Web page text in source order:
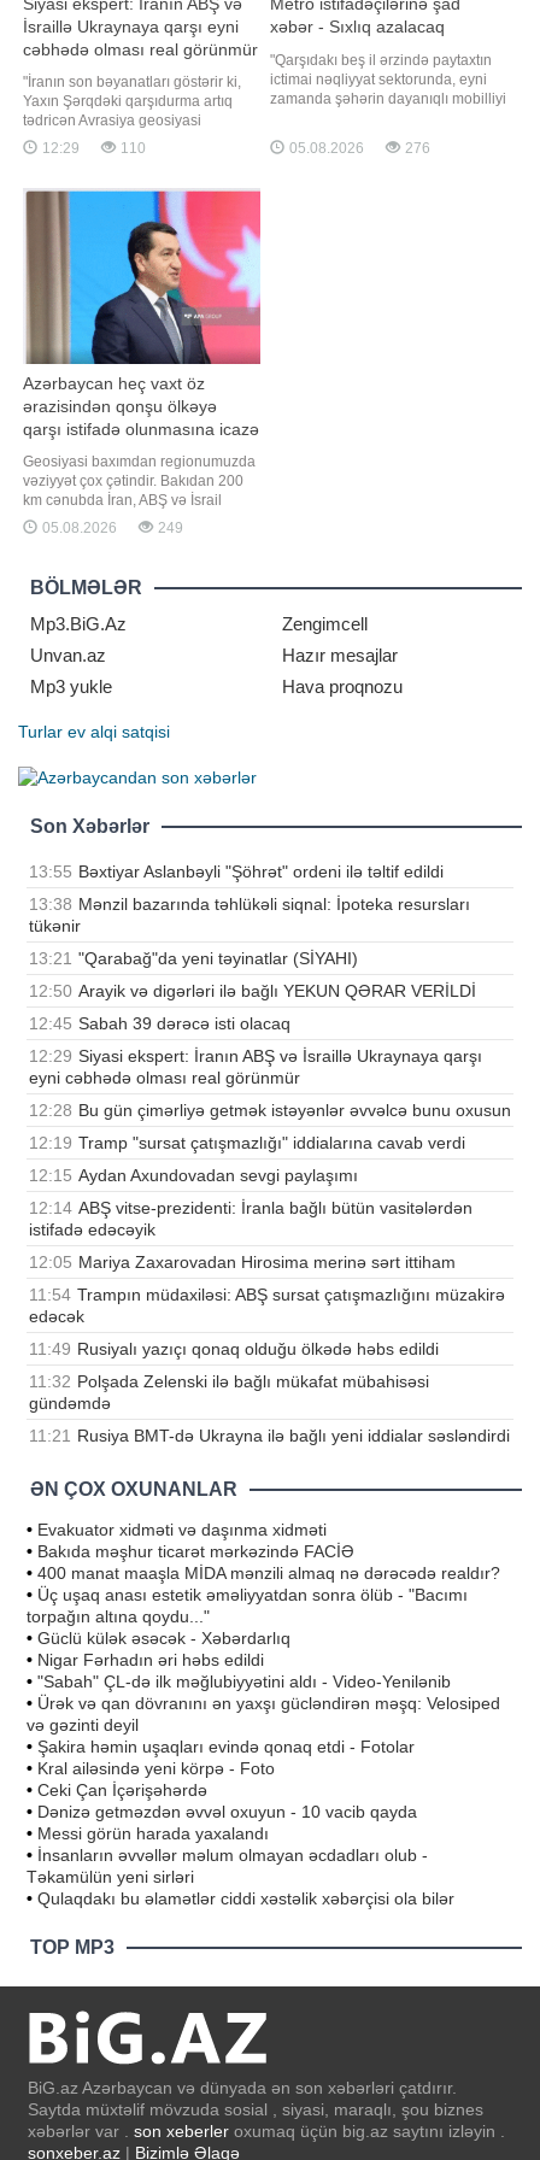
Siyasi ekspert: İranın ABŞ və
İsraillə Ukraynaya qarşı eyni
cəbhədə olması real görünmür
"İranın son bəyanatları göstərir ki,
Yaxın Şərqdəki qarşıdurma artıq
tədricən Avrasiya geosiyasi
məkanına da sirayət edir.
Ukraynanın İranın hərbi-logistika
Qərblə hərbi-texnoloji əməkdaşlığı
Tehranda ciddi narahatlıq doğurur.
Buna görə də İranın sərt ritorikay
12:29 110
Metro istifadəçilərinə şad
xəbər - Sıxlıq azalacaq
"Qarşıdakı beş il ərzində paytaxtın
ictimai nəqliyyat sektorunda, eyni
zamanda şəhərin dayanıqlı mobilliyi
yaranacaq". "Qafqazinfo" xəbər verir
ki, "Bakı Metropoliteni"nin mətbuat
05.08.2026 276
Azərbaycan heç vaxt öz
ərazisindən qonşu ölkəyə
qarşı istifadə olunmasına icazə
verməz - Hikmət Hacıyev
Geosiyasi baxımdan regionumuzda
vəziyyət çox çətindir. Bakıdan 200
km cənubda İran, ABŞ və İsrail
arasında müharibə gedir. 200 km
şimalda isə Rusiya-Ukrayna
"Milliyet" qəzeti xəbər verir ki, bu
barədə Azərbaycan Prezidentinin
köməkçisi - Azərbaycan
Respublikas
05.08.2026 249
BÖLMƏLƏR
Mp3.BiG.Az
Zengimcell
Unvan.az
Hazır mesajlar
Mp3 yukle
Hava proqnozu
Turlar ev alqi satqisi
Son Xəbərlər
13:55 Bəxtiyar Aslanbəyli "Şöhrət" ordeni ilə təltif edildi
13:38 Mənzil bazarında təhlükəli siqnal: İpoteka resursları
tükənir
13:21 "Qarabağ"da yeni təyinatlar (SİYAHI)
12:50 Arayik və digərləri ilə bağlı YEKUN QƏRAR VERİLDİ
12:45 Sabah 39 dərəcə isti olacaq
12:29 Siyasi ekspert: İranın ABŞ və İsraillə Ukraynaya qarşı
eyni cəbhədə olması real görünmür
12:28 Bu gün çimərliyə getmək istəyənlər əvvəlcə bunu oxusun
12:19 Tramp "sursat çatışmazlığı" iddialarına cavab verdi
12:15 Aydan Axundovadan sevgi paylaşımı
12:14 ABŞ vitse-prezidenti: İranla bağlı bütün vasitələrdən
istifadə edəcəyik
12:05 Mariya Zaxarovadan Hirosima merinə sərt ittiham
11:54 Trampın müdaxiləsi: ABŞ sursat çatışmazlığını müzakirə
edəcək
11:49 Rusiyalı yazıçı qonaq olduğu ölkədə həbs edildi
11:32 Polşada Zelenski ilə bağlı mükafat mübahisəsi
gündəmdə
11:21 Rusiya BMT-də Ukrayna ilə bağlı yeni iddialar səsləndirdi
ƏN ÇOX OXUNANLAR
• Evakuator xidməti və daşınma xidməti
• Bakıda məşhur ticarət mərkəzində FACİƏ
• 400 manat maaşla MİDA mənzili almaq nə dərəcədə realdır?
• Üç uşaq anası estetik əməliyyatdan sonra ölüb - "Bacımı
torpağın altına qoydu..."
• Güclü külək əsəcək - Xəbərdarlıq
• Nigar Fərhadın əri həbs edildi
• "Sabah" ÇL-də ilk məğlubiyyətini aldı - Video-Yenilənib
• Ürək və qan dövranını ən yaxşı gücləndirən məşq: Velosiped
və gəzinti deyil
• Şakira həmin uşaqları evində qonaq etdi - Fotolar
• Kral ailəsində yeni körpə - Foto
• Ceki Çan İçərişəhərdə
• Dənizə getməzdən əvvəl oxuyun - 10 vacib qayda
• Messi görün harada yaxalandı
• İnsanların əvvəllər məlum olmayan əcdadları olub -
Təkamülün yeni sirləri
• Qulaqdakı bu əlamətlər ciddi xəstəlik xəbərçisi ola bilər
TOP MP3
BiG.az Azərbaycan və dünyada ən son xəbərləri çatdırır.
Saytda müxtəlif mövzuda sosial , siyasi, maraqlı, şou biznes
xəbərlər var . son xeberler oxumaq üçün big.az saytını izləyin .
sonxeber.az | Bizimlə Əlaqə